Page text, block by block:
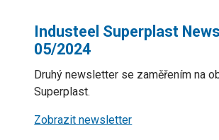
Industeel Superplast
05/2024
Druhý newsletter se zaměřením na
Superplast.
Zobrazit newsletter